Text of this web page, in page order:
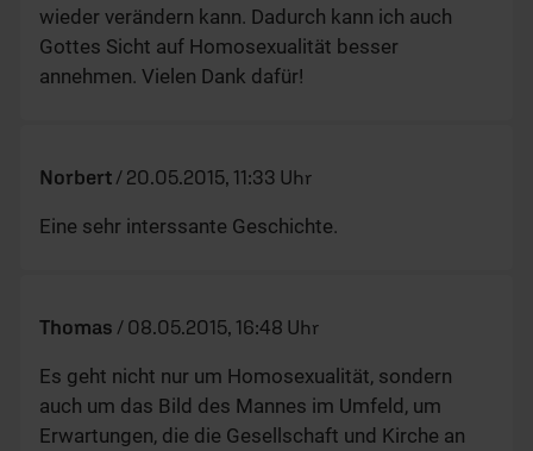
wieder verändern kann. Dadurch kann ich auch
Gottes Sicht auf Homosexualität besser
annehmen. Vielen Dank dafür!
Norbert / 20.05.2015, 11:33 Uhr
Eine sehr interssante Geschichte.
Thomas / 08.05.2015, 16:48 Uhr
Es geht nicht nur um Homosexualität, sondern
auch um das Bild des Mannes im Umfeld, um
Erwartungen, die die Gesellschaft und Kirche an